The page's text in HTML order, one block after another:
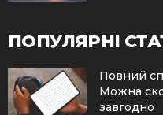
ПОПУЛЯРНІ
Повний
Можна
завгодно